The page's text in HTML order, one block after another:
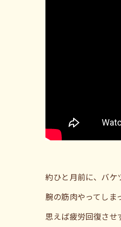
約ひと月前に、バケ
腕の筋肉やってしま
思えば疲労回復させ